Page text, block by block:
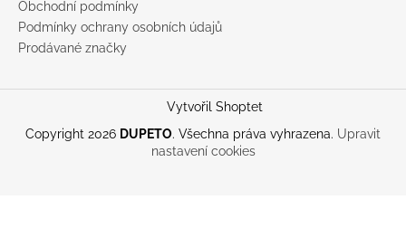
Obchodní podmínky
Podmínky ochrany osobních údajů
Prodávané značky
Vytvořil Shoptet
Copyright 2026 DUPETO. Všechna práva vyhrazena. Upravit
nastavení cookies